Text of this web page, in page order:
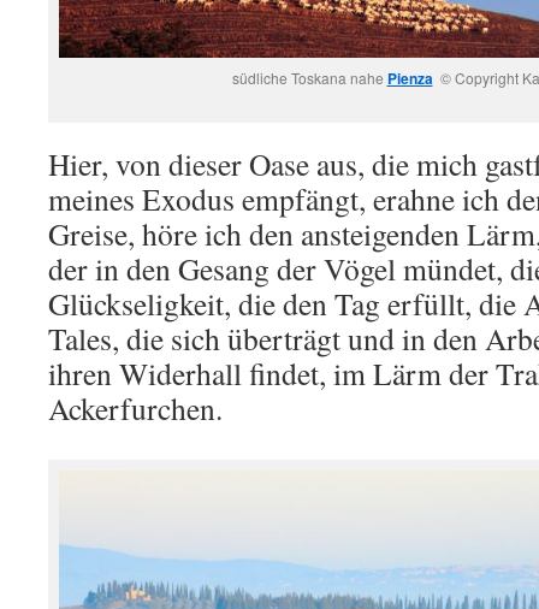
südliche Toskana nahe Pienza © Copyright
Hier, von dieser Oase aus, die mich
meines Exodus empfängt, erahne ich
Greise, höre ich den ansteigenden
der in den Gesang der Vögel mündet,
Glückseligkeit, die den Tag erfüllt, die
Tales, die sich überträgt und in den
ihren Widerhall findet, im Lärm der
Ackerfurchen.